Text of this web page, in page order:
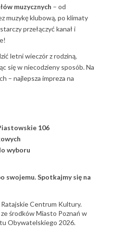
muzycznych – od
muzykę klubową, po klimaty
przełączyć kanał i
letni wieczór z rodziną,
się w niecodzieny sposób. Na
– najlepsza impreza na
106
wyboru
swojemu. Spotkajmy się na
Ratajskie Centrum Kultury.
środkówMiasto Poznań w
Obywatelskiego 2026.